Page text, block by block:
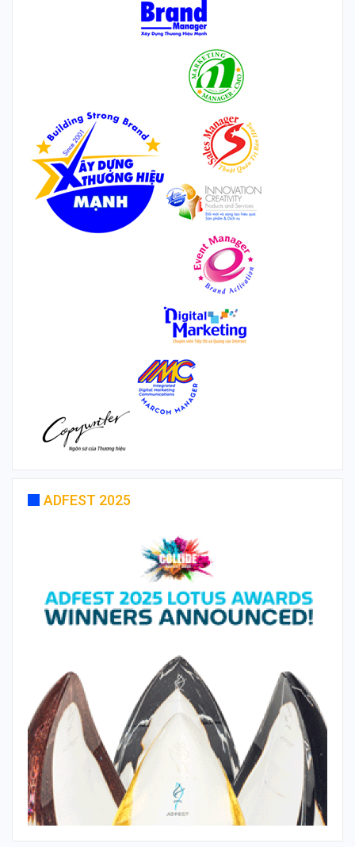
ADFEST 2025